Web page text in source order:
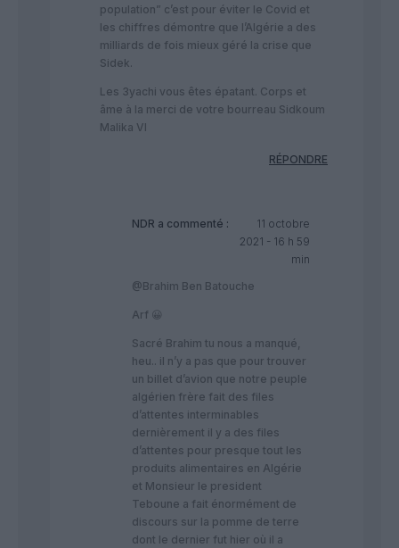
population” c’est pour éviter le Covid et
les chiffres démontre que l’Algérie a des
milliards de fois mieux géré la crise que
Sidek.
Les 3yachi vous êtes épatant. Corps et
âme à la merci de votre bourreau Sidkoum
Malika VI
RÉPONDRE
NDR a commenté :
11 octobre
2021 - 16 h 59
min
@Brahim Ben Batouche
Arf 😀
Sacré Brahim tu nous a manqué,
heu.. il n’y a pas que pour trouver
un billet d’avion que notre peuple
algérien frère fait des files
d’attentes interminables
dernièrement il y a des files
d’attentes pour presque tout les
produits alimentaires en Algérie
et Monsieur le president
Teboune a fait énormément de
discours sur la pomme de terre
dont le dernier fut hier où il a